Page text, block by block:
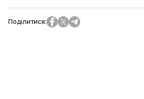
Поділитися: